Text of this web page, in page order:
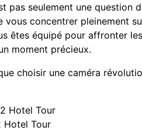
pas seulement une question
concentrer pleinement
êtes équipé pour affronter
moment précieux.
choisir une caméra
Hotel Tour